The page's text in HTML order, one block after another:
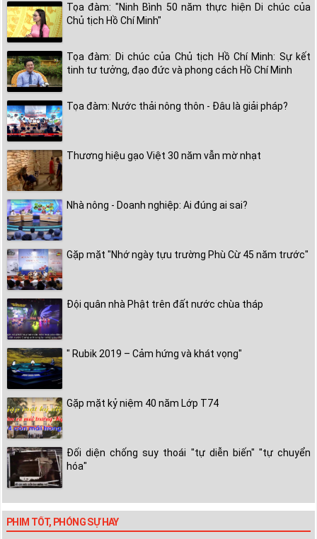
Tọa đàm: "Ninh Bình 50 năm thực hiện Di chúc của
Chủ tịch Hồ Chí Minh"
Tọa đàm: Di chúc của Chủ tịch Hồ Chí Minh: Sự kết
tinh tư tưởng, đạo đức và phong cách Hồ Chí Minh
Tọa đàm: Nước thải nông thôn - Đâu là giải pháp?
Thương hiệu gạo Việt 30 năm vẫn mờ nhạt
Nhà nông - Doanh nghiệp: Ai đúng ai sai?
Gặp mặt "Nhớ ngày tựu trường Phù Cừ 45 năm trước"
Đội quân nhà Phật trên đất nước chùa tháp
" Rubik 2019 – Cảm hứng và khát vọng"
Gặp mặt kỷ niệm 40 năm Lớp T74
Đối diện chống suy thoái "tự diễn biến" "tự chuyển
hóa"
PHIM TỐT, PHÓNG SỰ HAY